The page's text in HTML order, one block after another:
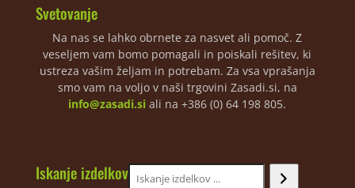
Svetovanje
Na nas se lahko obrnete za nasvet ali pomoč. Z
veseljem vam bomo pomagali in poiskali rešitev, ki
ustreza vašim željam in potrebam. Za vsa vprašanja
smo vam na voljo v naši trgovini Zasadi.si, na
info@zasadi.si ali na +386 (0) 64 198 805.
Iskanje izdelkov